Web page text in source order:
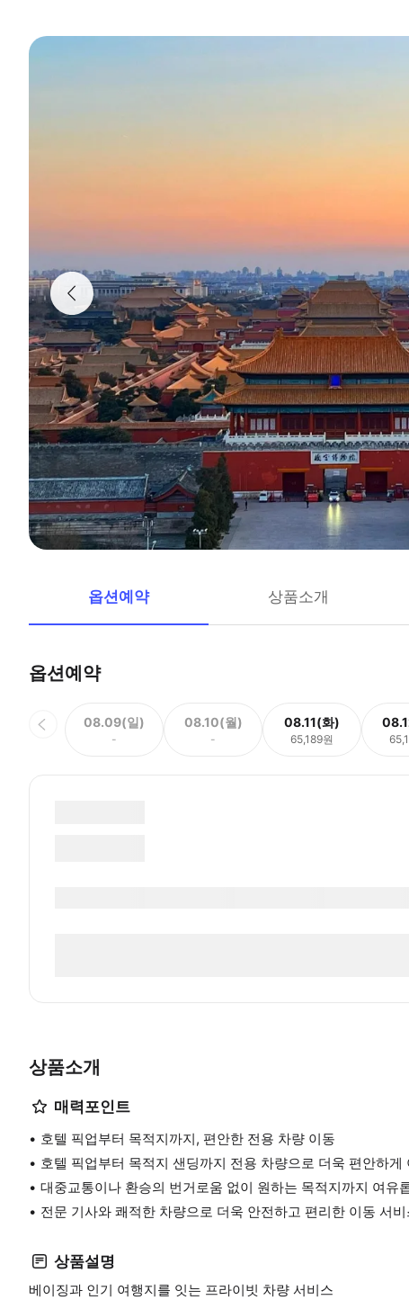
옵션예약 상품소개
옵션예약
08.09(일)
-
08.10(월)
-
08.11(화)
65,189원
상품소개
매력포인트
호텔 픽업부터 목적지까지, 편안한 전용 차량 이동
호텔 픽업부터 목적지 샌딩까지 전용 차량으로 더욱 편안하게
대중교통이나 환승의 번거로움 없이 원하는 목적지까지 여유
전문 기사와 쾌적한 차량으로 더욱 안전하고 편리한 이동 서
상품설명
베이징과 인기 여행지를 잇는 프라이빗 차량 서비스